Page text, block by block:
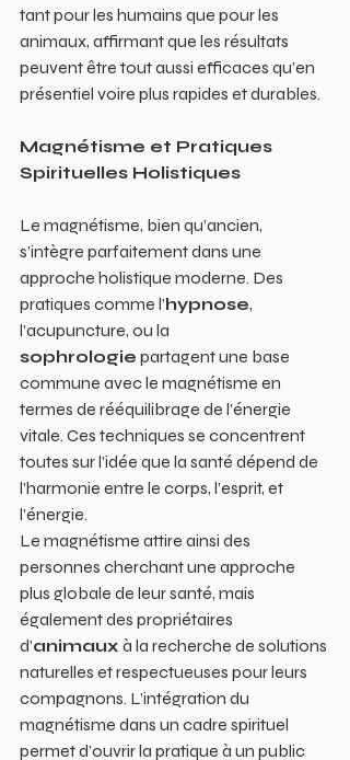
tant pour les humains que pour les
animaux, affirmant que les résultats
peuvent être tout aussi efficaces qu’en
présentiel voire plus rapides et durables.
Magnétisme et Pratiques
Spirituelles Holistiques
Le magnétisme, bien qu’ancien,
s’intègre parfaitement dans une
approche holistique moderne. Des
pratiques comme l’hypnose,
l’acupuncture, ou la
sophrologie partagent une base
commune avec le magnétisme en
termes de rééquilibrage de l’énergie
vitale. Ces techniques se concentrent
toutes sur l’idée que la santé dépend de
l’harmonie entre le corps, l’esprit, et
l’énergie.
Le magnétisme attire ainsi des
personnes cherchant une approche
plus globale de leur santé, mais
également des propriétaires
d’animaux à la recherche de solutions
naturelles et respectueuses pour leurs
compagnons. L’intégration du
magnétisme dans un cadre spirituel
permet d’ouvrir la pratique à un public